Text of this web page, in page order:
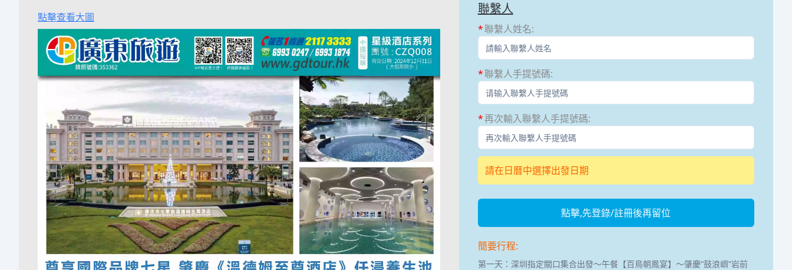
點擊查看大圖
聯繫人
聯繫人姓名:
聯繫人手提號碼:
再次輸入聯繫人手提號碼:
請在日曆中選擇出發日期
點擊,先登錄/註冊後再留位
簡要行程:
第一天：深圳指定關口集合出發～午餐【百鳥朝鳳宴】～肇慶“鼓浪嶼”岩前